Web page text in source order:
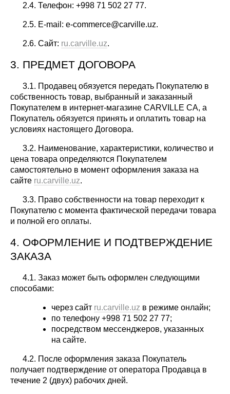
2.4. Телефон: +998 71 502 27 77.
2.5. E-mail: e-commerce@carville.uz.
2.6. Сайт: ru.carville.uz.
3. ПРЕДМЕТ ДОГОВОРА
3.1. Продавец обязуется передать Покупателю в
собственность товар, выбранный и заказанный
Покупателем в интернет-магазине CARVILLE CA, а
Покупатель обязуется принять и оплатить товар на
условиях настоящего Договора.
3.2. Наименование, характеристики, количество и
цена товара определяются Покупателем
самостоятельно в момент оформления заказа на
сайте ru.carville.uz.
3.3. Право собственности на товар переходит к
Покупателю с момента фактической передачи товара
и полной его оплаты.
4. ОФОРМЛЕНИЕ И ПОДТВЕРЖДЕНИЕ
ЗАКАЗА
4.1. Заказ может быть оформлен следующими
способами:
через сайт ru.carville.uz в режиме онлайн;
по телефону +998 71 502 27 77;
посредством мессенджеров, указанных
на сайте.
4.2. После оформления заказа Покупатель
получает подтверждение от оператора Продавца в
течение 2 (двух) рабочих дней.